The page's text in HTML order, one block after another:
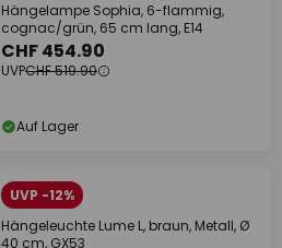
Hängelampe Sophia, 6-flammig,
cognac/grün, 65 cm lang, E14
CHF 454.90
UVPCHF 519.90
Auf Lager
UVP -12%
Hängeleuchte Lume L, braun, Metall, Ø
40 cm, GX53